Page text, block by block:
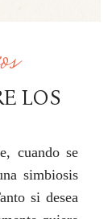
LOS
cuando se
simbiosis
si desea